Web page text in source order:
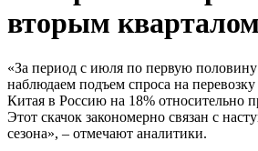
вторым
«За период с июля по первую
наблюдаем подъем спроса на
Китая в Россию на 18% относительно
Этот скачок закономерно связан с
сезона», – отмечают аналитики.